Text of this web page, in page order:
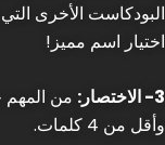
البودكاست الأخرى
اختيار اسم مميز!
3- الاختصار:
من المهم
وأقل من 4 كلمات.